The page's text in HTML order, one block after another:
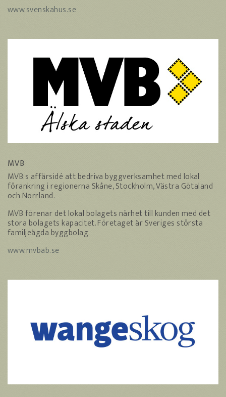
www.svenskahus.se
MVB
MVB:s affärsidé att bedriva byggverksamhet med lokal
förankring i regionerna Skåne, Stockholm, Västra Götaland
och Norrland.
MVB förenar det lokal bolagets närhet till kunden med det
stora bolagets kapacitet. Företaget är Sveriges största
familjeägda byggbolag.
www.mvbab.se